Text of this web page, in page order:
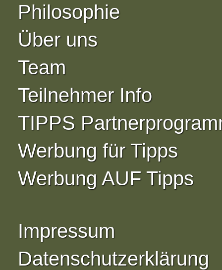
Philosophie
Über uns
Team
Teilnehmer Info
TIPPS
Werbung für Tipps
Werbung AUF Tipps
Impressum
Datenschutzerklärung